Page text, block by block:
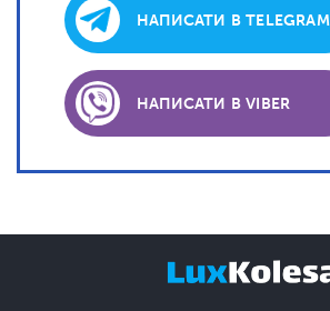
НАПИСАТИ В TELEGRAM
НАПИСАТИ В VIBER